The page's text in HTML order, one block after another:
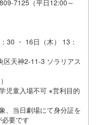
7125（平日12:00～
30 ・ 16日（木） 13：
区天神2-11-3 ソラリアス
児童入場不可 ※営利目的
、当日劇場にて身分証を
要です